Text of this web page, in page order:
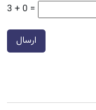
3 + 0 =
ارسال